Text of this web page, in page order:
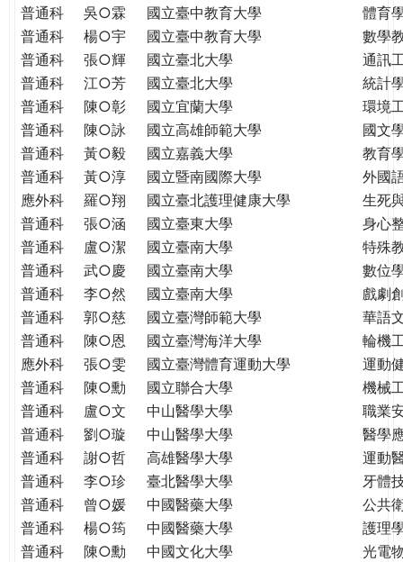
民。
WAGOR
TODAY
THE
WORLD
TOMORROW
PUTTING
YOU
ON
THE
PATH
GLOBAL
CITIZENSHIP
普通科
吳○霖 國立臺中教育大學
體育
普通科
楊○宇 國立臺中教育大學
數學
普通科
張○輝 國立臺北大學
通訊
普通科
江○芳 國立臺北大學
統計
普通科
陳○彰 國立宜蘭大學
環境
普通科
陳○詠 國立高雄師範大學
國文
普通科
黃○毅 國立嘉義大學
教育
普通科
黃○淳 國立暨南國際大學
外國
應外科
羅○翔 國立臺北護理健康大學
生死
普通科
張○涵 國立臺東大學
身心
普通科
盧○潔 國立臺南大學
特殊
普通科
武○慶 國立臺南大學
數位
普通科
李○然 國立臺南大學
戲劇
普通科
郭○慈 國立臺灣師範大學
華語
普通科
陳○恩 國立臺灣海洋大學
輪機
應外科
張○雯 國立臺灣體育運動大學
運動
普通科
陳○勳 國立聯合大學
機械
普通科
盧○文 中山醫學大學
職業
普通科
劉○璇 中山醫學大學
醫學
普通科
謝○哲 高雄醫學大學
運動
普通科
李○珍 臺北醫學大學
牙體
普通科
曾○媛 中國醫藥大學
公共
普通科
楊○筠 中國醫藥大學
護理
普通科
陳○勳 中國文化大學
光電